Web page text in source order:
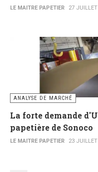
LE MAITRE PAPETIER 27
ANALYSE DE MARCHÉ
La forte demande
papetière de Sonoco
LE MAITRE PAPETIER 23